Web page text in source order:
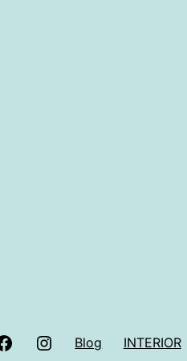
facebookInstagram
Blog INTERIOR